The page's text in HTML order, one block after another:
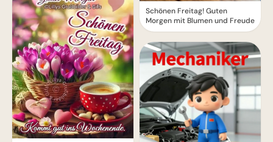
Schönen Freitag! Guten
Morgen mit Blumen und Freude